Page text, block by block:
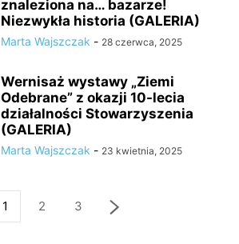
znaleziona na… bazarze!
Niezwykła historia (GALERIA)
Marta Wajszczak - 28 czerwca, 2025
Wernisaż wystawy „Ziemi
Odebrane” z okazji 10-lecia
działalności Stowarzyszenia
(GALERIA)
Marta Wajszczak - 23 kwietnia, 2025
1 2 3